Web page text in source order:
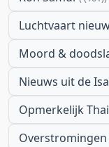
Luchtvaart
Moord &
Nieuws uit de
Opmerkelijk
Overstromingen